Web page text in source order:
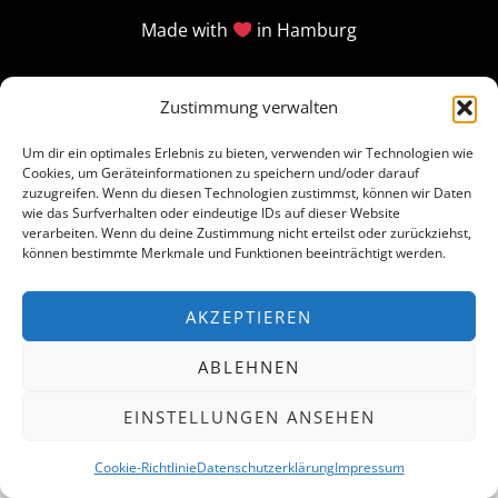
Zustimmung verwalten
Um dir ein optimales Erlebnis zu bieten, verwenden wir Technologien wie
Cookies, um Geräteinformationen zu speichern und/oder darauf
zuzugreifen. Wenn du diesen Technologien zustimmst, können wir Daten
wie das Surfverhalten oder eindeutige IDs auf dieser Website
verarbeiten. Wenn du deine Zustimmung nicht erteilst oder zurückziehst,
können bestimmte Merkmale und Funktionen beeinträchtigt werden.
AKZEPTIEREN
ABLEHNEN
EINSTELLUNGEN ANSEHEN
Cookie-RichtlinieDatenschutzerklärungImpressum
Made with in Hamburg